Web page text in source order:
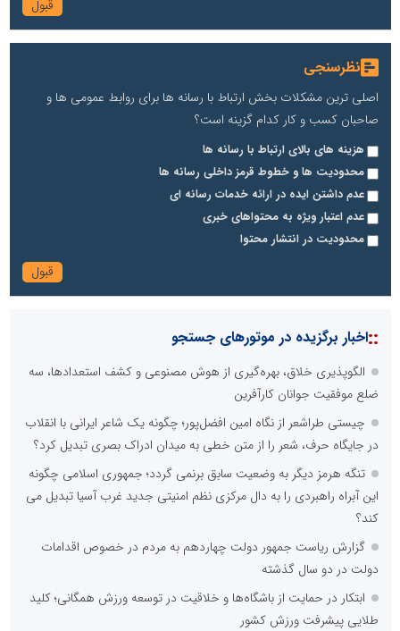
نظرسنجی
اصلی ترین مشکلات بخش ارتباط با رسانه ها برای روابط عمومی ها و
صاحبان کسب و کار کدام گزینه است؟
هزینه های بالای ارتباط با رسانه ها
محدودیت ها و خطوط قرمز داخلی رسانه ها
عدم داشتن ایده در ارائه خدمات رسانه ای
عدم اعتبار ویژه به محتواهای خبری
محدودیت در انتشار محتوا
::اخبار برگزیده در موتورهای جستجو
الگوپذیری خلاق، بهره‌گیری از هوش مصنوعی و کشف استعدادها، سه
ضلع موفقیت جوانان کارآفرین
چیستی طراشعر از نگاه امین افضل‌پور؛ چگونه یک شاعر ایرانی با انقلاب
در جایگاه حرف، شعر را از متن خطی به میدان ادراک بصری تبدیل کرد؟
تنگه هرمز دیگر به وضعیت سابق برنمی گردد؛ جمهوری اسلامی چگونه
این آبراه راهبردی را به دال مرکزی نظم امنیتی جدید غرب آسیا تبدیل می
کند؟
گزارش ریاست جمهور دولت چهاردهم به مردم در خصوص اقدامات
دولت در دو سال گذشته
ابتکار در حمایت از باشگاه‌ها و خلاقیت در توسعه ورزش همگانی؛ کلید
طلایی پیشرفت ورزش کشور